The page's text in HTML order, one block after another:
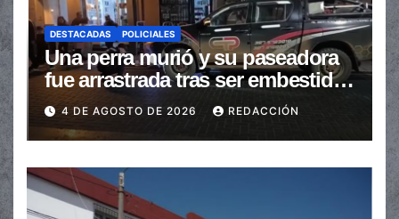
DESTACADAS POLICIALES
Una perra murió y su paseadora
fue arrastrada tras ser embestidas
en la senda peatonal
4 DE AGOSTO DE 2026 REDACCIÓN